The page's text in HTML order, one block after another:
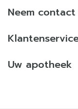
Neem
Uw apotheek